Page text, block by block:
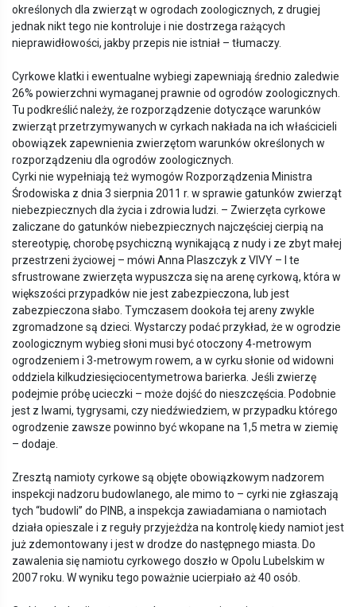
określonych dla zwierząt w ogrodach zoologicznych, z drugiej
jednak nikt tego nie kontroluje i nie dostrzega rażących
nieprawidłowości, jakby przepis nie istniał – tłumaczy.
Cyrkowe klatki i ewentualne wybiegi zapewniają średnio zaledwie
26% powierzchni wymaganej prawnie od ogrodów zoologicznych.
Tu podkreślić należy, że rozporządzenie dotyczące warunków
zwierząt przetrzymywanych w cyrkach nakłada na ich właścicieli
obowiązek zapewnienia zwierzętom warunków określonych w
rozporządzeniu dla ogrodów zoologicznych.
Cyrki nie wypełniają też wymogów Rozporządzenia Ministra
Środowiska z dnia 3 sierpnia 2011 r. w sprawie gatunków zwierząt
niebezpiecznych dla życia i zdrowia ludzi. – Zwierzęta cyrkowe
zaliczane do gatunków niebezpiecznych najczęściej cierpią na
stereotypię, chorobę psychiczną wynikającą z nudy i ze zbyt małej
przestrzeni życiowej – mówi Anna Plaszczyk z VIVY – I te
sfrustrowane zwierzęta wypuszcza się na arenę cyrkową, która w
większości przypadków nie jest zabezpieczona, lub jest
zabezpieczona słabo. Tymczasem dookoła tej areny zwykle
zgromadzone są dzieci. Wystarczy podać przykład, że w ogrodzie
zoologicznym wybieg słoni musi być otoczony 4-metrowym
ogrodzeniem i 3-metrowym rowem, a w cyrku słonie od widowni
oddziela kilkudziesięciocentymetrowa barierka. Jeśli zwierzę
podejmie próbę ucieczki – może dojść do nieszczęścia. Podobnie
jest z lwami, tygrysami, czy niedźwiedziem, w przypadku którego
ogrodzenie zawsze powinno być wkopane na 1,5 metra w ziemię
– dodaje.
Zresztą namioty cyrkowe są objęte obowiązkowym nadzorem
inspekcji nadzoru budowlanego, ale mimo to – cyrki nie zgłaszają
tych “budowli” do PINB, a inspekcja zawiadamiana o namiotach
działa opieszale i z reguły przyjeżdża na kontrolę kiedy namiot jest
już zdemontowany i jest w drodze do następnego miasta. Do
zawalenia się namiotu cyrkowego doszło w Opolu Lubelskim w
2007 roku. W wyniku tego poważnie ucierpiało aż 40 osób.